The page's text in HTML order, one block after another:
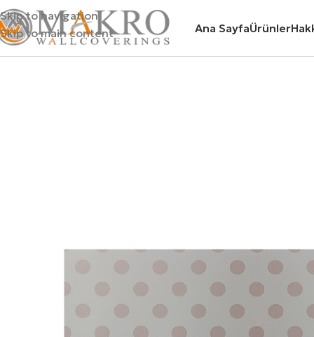
Skip to navigation
Skip to main content
Ana SayfaÜrünler